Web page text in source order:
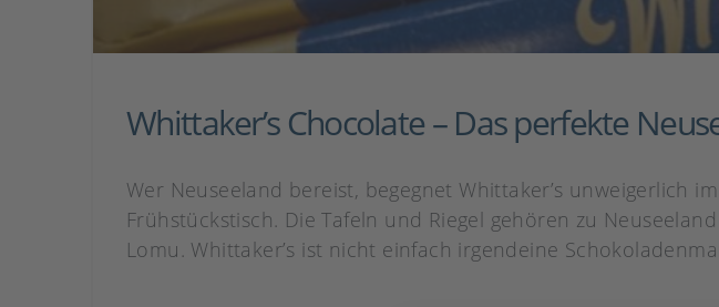
Whittaker’s Chocolate – Das perfekte
Wer Neuseeland bereist, begegnet Whittaker’s unweigerlich
Frühstückstisch. Die Tafeln und Riegel gehören zu
Lomu. Whittaker’s ist nicht einfach irgendeine